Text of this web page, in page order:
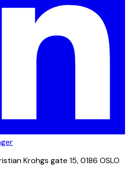
Krohgs gate 15, 0186 OSLO